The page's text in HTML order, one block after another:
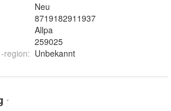
Neu
8719182911937
Allpa
259025
region: Unbekannt
*